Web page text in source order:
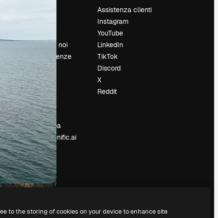
Lavora con noi
Cerca tendenze
Blog
Eventi
Slidesgo
Vendi i tuoi
contenuti
Sala stampa
Cerchi magnific.ai
Assistenza clienti
Instagram
YouTube
LinkedIn
TikTok
Discord
X
Reddit
to the storing of cookies on your device to enhance site